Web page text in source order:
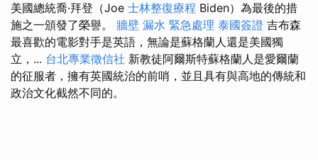
美國總統喬·拜登（Joe 士林整復療程 Biden）為最後的措
施之一頒發了榮譽。 牆壁 漏水 緊急處理 泰國簽證 吉布森
最喜歡的電影對手是英語，無論是蘇格蘭人還是美國獨
立，... 台北專業徵信社 新教徒阿爾斯特蘇格蘭人是愛爾蘭
的征服者，擁有英國統治的前哨，並且具有與高地的傳統和
政治文化截然不同的。